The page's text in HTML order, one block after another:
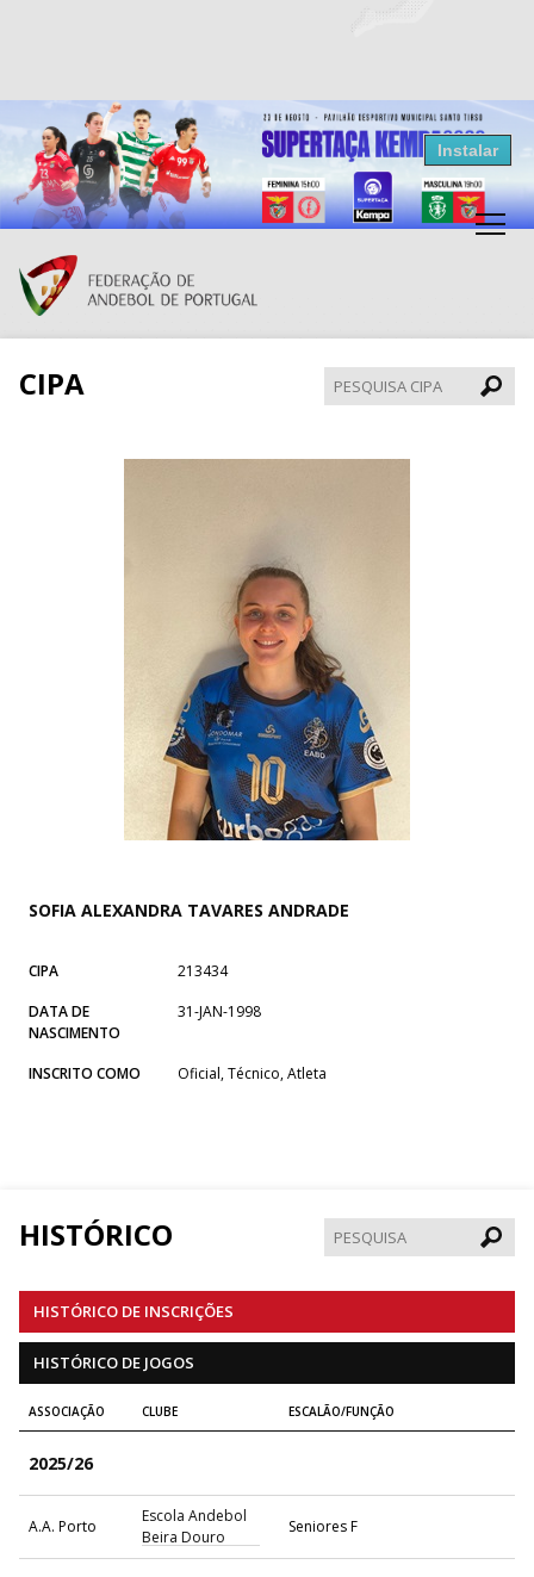
Resultados Andebol
Federação de Andebol de Portugal
Grátis - Disponivel na Play Store
Instalar
CIPA
CIPA
SOFIA ALEXANDRA TAVARES ANDRADE
CIPA
213434
DATA DE
NASCIMENTO
31-JAN-1998
INSCRITO COMO Oficial, Técnico, Atleta
HISTÓRICO
HISTÓRICO DE INSCRIÇÕES
HISTÓRICO DE JOGOS
ASSOCIAÇÃO CLUBE ESCALÃO/FUNÇÃO
2025/26
A.A. Porto
Escola Andebol
Beira Douro
Seniores F